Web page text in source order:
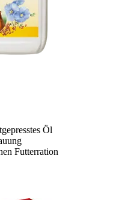
Öl
Futterration